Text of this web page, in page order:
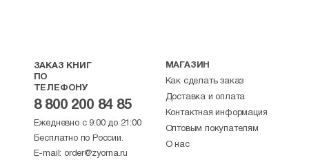
ЗАКАЗ КНИГ
ПО
ТЕЛЕФОНУ
8 800 200 84 85
Ежедневно с 9:00 до 21:00
Бесплатно по России.
E-mail: order@zyorna.ru
МАГАЗИН
Как сделать заказ
Доставка и оплата
Контактная информация
Оптовым покупателям
О нас